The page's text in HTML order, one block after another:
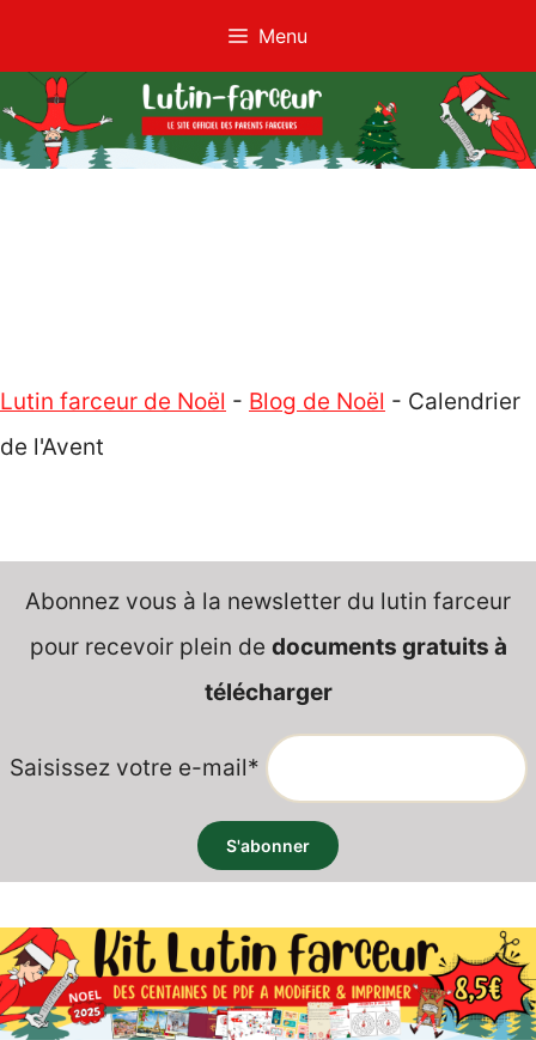
au
contenu
Menu
Lutin farceur de Noël - Blog de Noël - Calendrier
de l'Avent
Abonnez vous à la newsletter du lutin farceur
pour recevoir plein de documents gratuits à
télécharger
Saisissez votre e-mail*